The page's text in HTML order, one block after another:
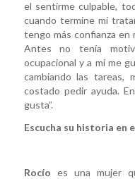
el sentirme culpable,
cuando termine mi
tengo más confianza en
Antes no tenía
ocupacional y a mí me
cambiando las tareas,
costado pedir ayuda.
gusta”.
Escucha su historia en
Rocío es una mujer